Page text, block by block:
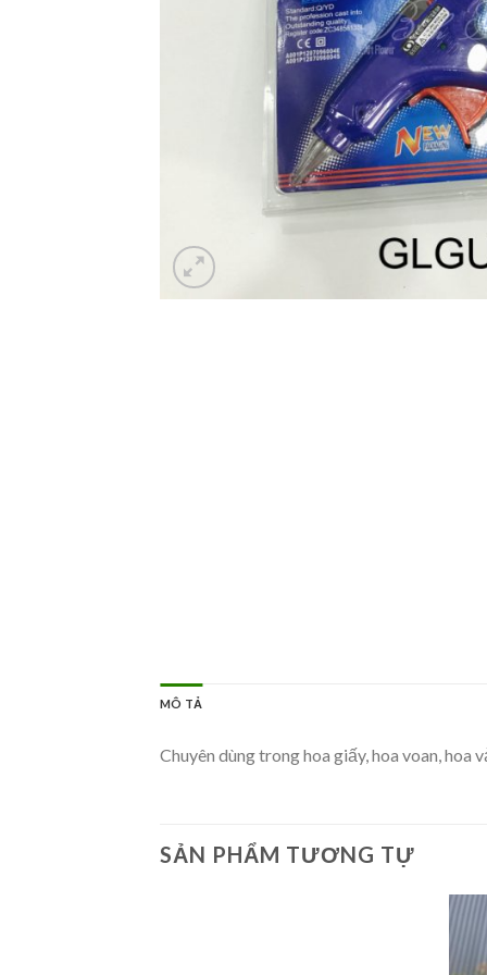
MÔ TẢ
Chuyên dùng trong hoa giấy, hoa voan, hoa
SẢN PHẨM TƯƠNG TỰ